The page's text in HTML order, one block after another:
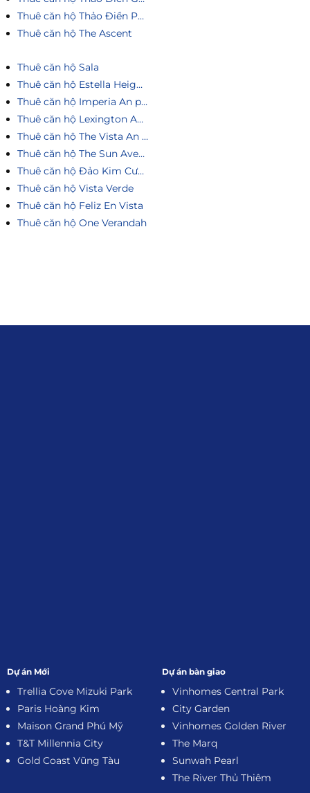
Thuê căn hộ Thảo Điền Pearl
Thuê căn hộ The Ascent
Thuê căn hộ Sala
Thuê căn hộ Estella Heights
Thuê căn hộ Imperia An phú
Thuê căn hộ Lexington An Phú
Thuê căn hộ The Vista An Phú
Thuê căn hộ The Sun Avenue
Thuê căn hộ Đảo Kim Cương
Thuê căn hộ Vista Verde
Thuê căn hộ Feliz En Vista
Thuê căn hộ One Verandah
Dự án Mới
Trellia Cove Mizuki Park
Paris Hoàng Kim
Maison Grand Phú Mỹ
T&T Millennia City
Gold Coast Vũng Tàu
Dự án bàn giao
Vinhomes Central Park
City Garden
Vinhomes Golden River
The Marq
Sunwah Pearl
The River Thủ Thiêm